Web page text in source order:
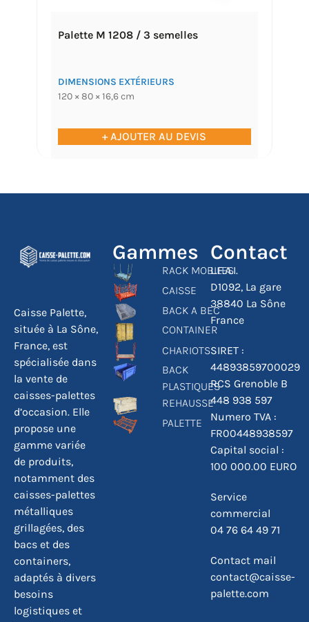
Palette M 1208 / 3 semelles
DIMENSIONS EXTÉRIEURS
120 × 80 × 16,6 cm
+ AJOUTER AU DEVIS
Caisse Palette,
située à La Sône,
France, est
spécialisée dans
la vente de
caisses-palettes
d’occasion. Elle
propose une
gamme variée
de produits,
notamment des
caisses-palettes
métalliques
grillagées, des
bacs et des
containers,
adaptés à divers
besoins
logistiques et
Gammes
RACK MOBILES
CAISSE
BACK A BEC
CONTAINER
CHARIOTS
BACK
PLASTIQUES
REHAUSSE
PALETTE
Contact
L.F.A.I.
D1092, La gare
38840 La Sône
France
SIRET :
44893859700029
RCS Grenoble B
448 938 597
Numero TVA :
FR00448938597
Capital social :
100 000.00 EURO
Service
commercial
04 76 64 49 71
Contact mail
contact@caisse-
palette.com